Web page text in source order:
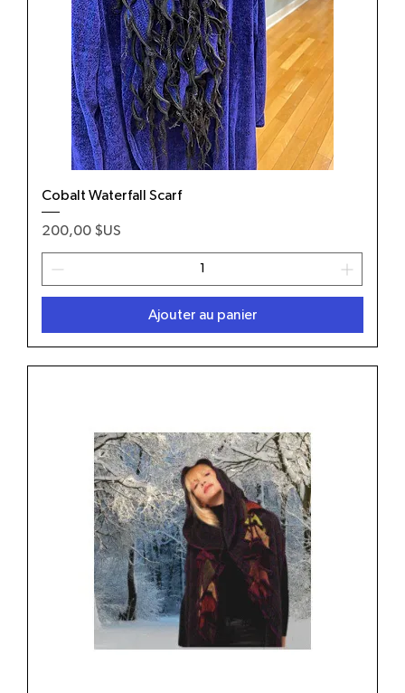
Cobalt Waterfall Scarf
Prix
200,00 $US
Ajouter au panier